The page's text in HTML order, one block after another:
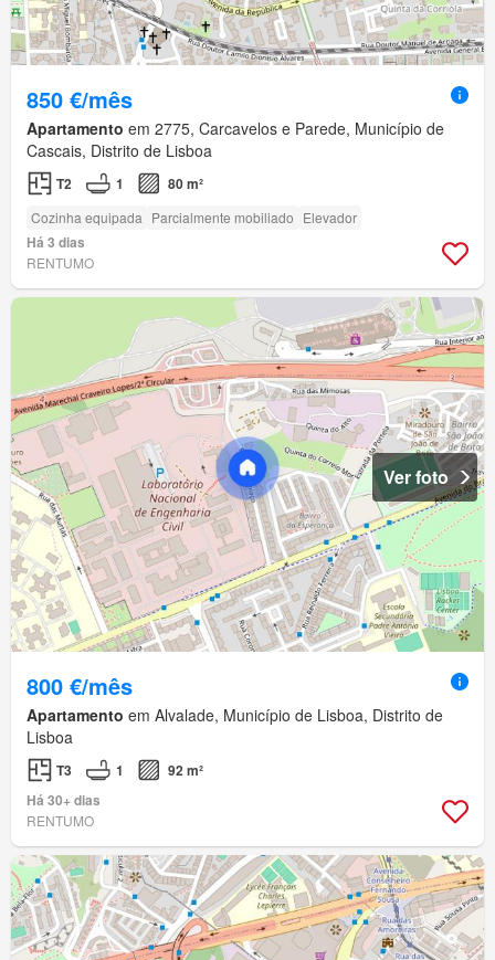
850 €/mês
Apartamento em 2775, Carcavelos e Parede, Município de
Cascais, Distrito de Lisboa
T2 1 80 m²
Cozinha equipada Parcialmente mobiliado Elevador
Há 3 dias
RENTUMO
Ver foto
800 €/mês
Apartamento em Alvalade, Município de Lisboa, Distrito de
Lisboa
T3 1
92 m²
Há 30+ dias
RENTUMO